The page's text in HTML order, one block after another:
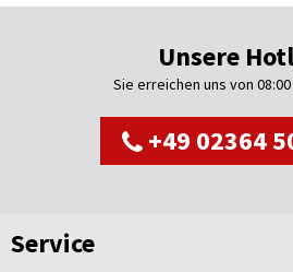
Unsere
Sie erreichen uns von 08:00
+49 02364
Service